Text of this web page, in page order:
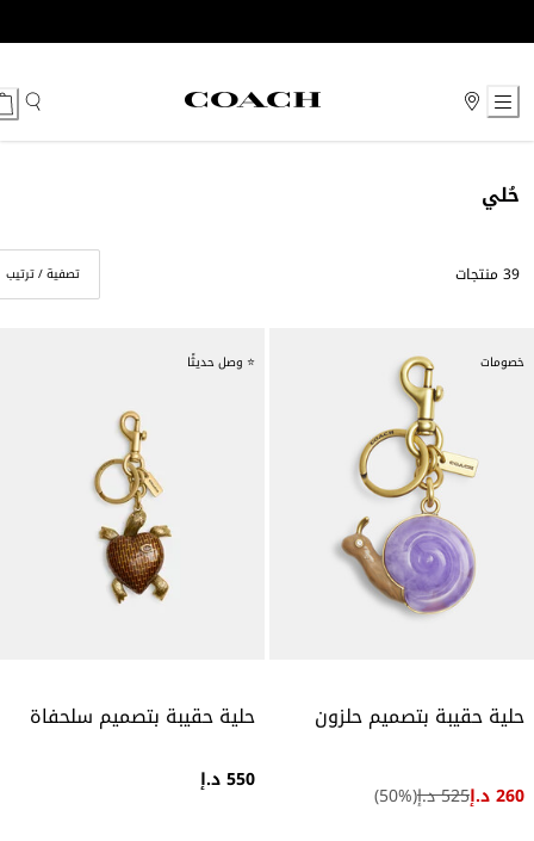
to
حُلي
39 منتجات تصفية / ترتيب
خصومات
حلية حقيبة بتصميم حلزون
260 د.إ 525 د.إ (
50%)
⭐ وصل حديثًا
حلية حقيبة بتصميم سلحفاة
550 د.إ